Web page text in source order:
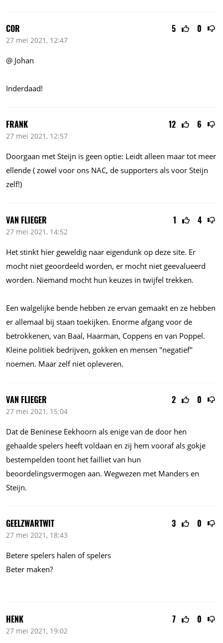
5 0
COR
27 mei 2021, 12:47
@ Johan
Inderdaad!
12 6
FRANK
27 mei 2021, 12:57
Doorgaan met Steijn is geen optie: Leidt alleen maar tot meer
ellende ( zowel voor ons NAC, de supporters als voor Steijn
zelf!)
1 4
VAN FLIEGER
27 mei 2021, 14:52
Het stinkt hier geweldig naar eigendunk op deze site. Er
mocht niet geoordeeld worden, er mocht niet geevalueerd
worden. Niemand mocht hun keuzes in twijfel trekken.
Een walgelijke bende hebben ze ervan gemaakt en ze hebben
er allemaal bij staan toekijken. Enorme afgang voor de
betrokkenen, van Baal, Haarman, Coppens en van Poppel.
Kleine politiek bedrijven, gokken en mensen "negatief"
noemen. Maar zelf niet opleveren.
2 0
VAN FLIEGER
27 mei 2021, 15:04
Dat de Beninese Eekhoorn als enige van de door hen
gehaalde spelers heeft voldaan en zij hem vooraf als gokje
bestempelden toont het failliet van hun
beoordelingsvermogen aan. Wegwezen met Manders en
Steijn.
3 0
GEELZWARTWIT
27 mei 2021, 18:43
Betere spelers halen of spelers
Beter maken?
7 0
HENK
27 mei 2021, 19:02